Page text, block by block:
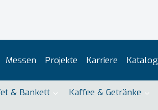
Messen Projekte Karriere Katalog
& Bankett Kaffee & Getränke